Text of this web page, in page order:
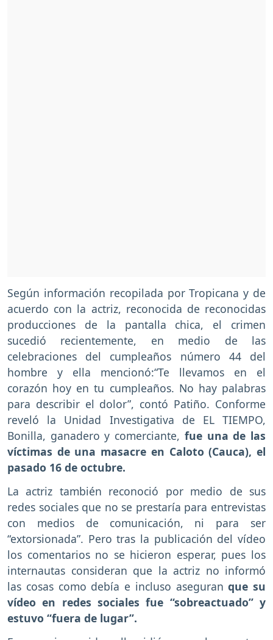
Según información recopilada por Tropicana y de
acuerdo con la actriz, reconocida de reconocidas
producciones de la pantalla chica, el crimen
sucedió recientemente, en medio de las
celebraciones del cumpleaños número 44 del
hombre y ella mencionó:“Te llevamos en el
corazón hoy en tu cumpleaños. No hay palabras
para describir el dolor”, contó Patiño. Conforme
reveló la Unidad Investigativa de EL TIEMPO,
Bonilla, ganadero y comerciante, fue una de las
víctimas de una masacre en Caloto (Cauca), el
pasado 16 de octubre.
La actriz también reconoció por medio de sus
redes sociales que no se prestaría para entrevistas
con medios de comunicación, ni para ser
“extorsionada”. Pero tras la publicación del vídeo
los comentarios no se hicieron esperar, pues los
internautas consideran que la actriz no informó
las cosas como debía e incluso aseguranque su
vídeo en redes sociales fue “sobreactuado” y
estuvo “fuera de lugar”.